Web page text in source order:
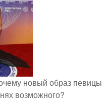
новый образ певицы
возможного?